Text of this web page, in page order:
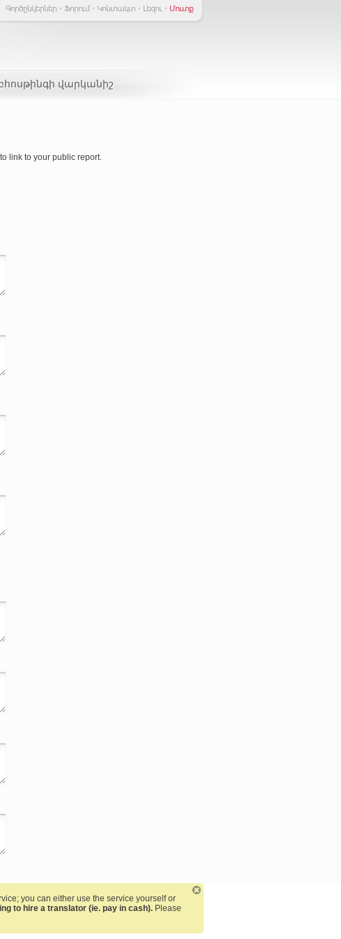
Գործընկերներ Ֆորում Կոնտակտ Լեզու Մուտք
վարկանիշ
link to your public report.
you can either use the service yourself or
to hire a translator (ie. pay in cash). Please